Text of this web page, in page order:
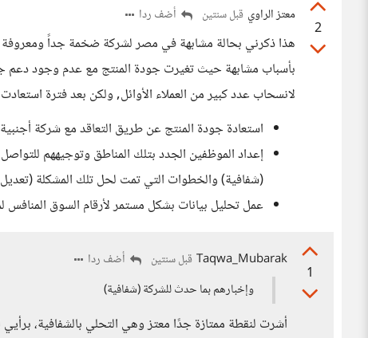
2
معتز الراوي قبل سنتين أضف ردا
هذا ذكرني بحالة مشابهة في مصر لشركة ضخمة جداً
لانسحاب عدد كبير من العملاء الأوائل, ولكن بعد فترة
استعادة جودة المنتج عن طريق التعاقد مع شركة
إعداد الموظفين الجدد بتلك المناطق وتوجيههم
(شفافية) والخطوات التي تمت لحل تلك المشكلة
عمل تحليل بيانات بشكل مستمر لأرقام السوق المنافس
1
Taqwa_Mubarak قبل سنتين
أضف ردا
وإخبارهم بما حدث للشركة (شفافية)
أشرت لنقطة ممتازة جدًا معتز وهي التحلي بالشفافية،